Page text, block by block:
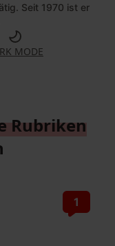
Seit 1970 ist er
MODE
Rubriken
1